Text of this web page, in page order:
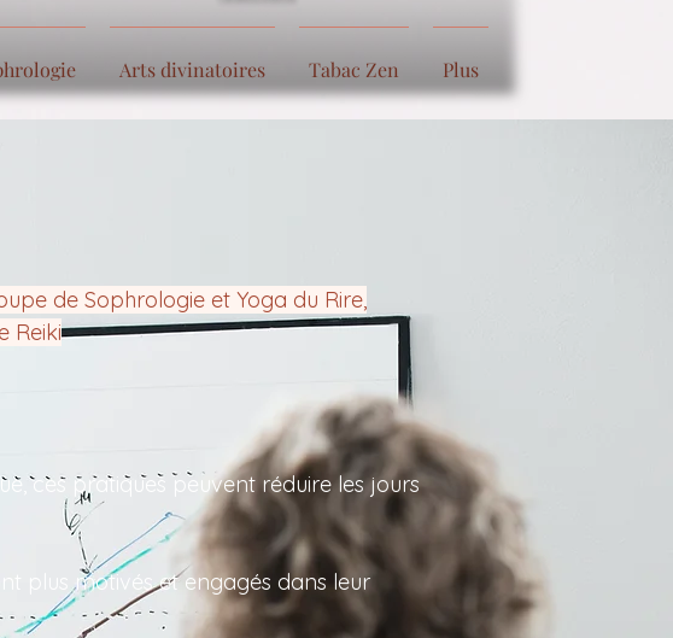
Arts divinatoires Tabac Zen Plus
de Sophrologie et Yoga du Rire,
Reiki
ces pratiques peuvent réduire les jours
plus motivés et engagés dans leur